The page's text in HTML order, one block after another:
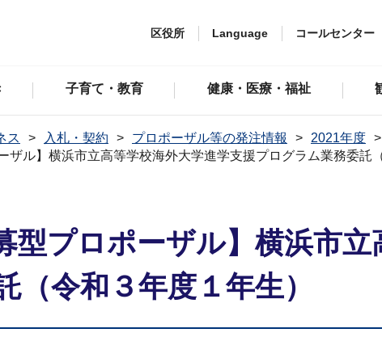
区役所 Language コールセンター
子育て・教育 健康・医療・福祉
ス 入札・契約 プロポーザル等の発注情報 2021年度
ザル】横浜市立高等学校海外大学進学支援プログラム業務委託
型プロポーザル】横浜市
（令和３年度１年生）